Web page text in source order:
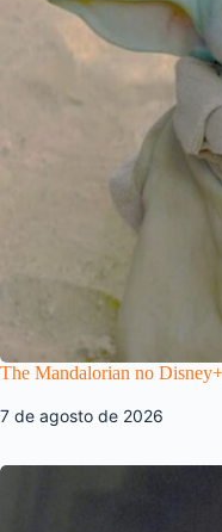
The Mandalorian no
7 de agosto de 2026